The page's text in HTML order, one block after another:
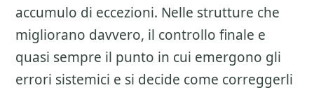
accumulo di eccezioni. Nelle strutture che
migliorano davvero, il controllo finale e
quasi sempre il punto in cui emergono gli
errori sistemici e si decide come correggerli